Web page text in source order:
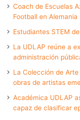
Coach de Escuelas
Football en Alemania
Estudiantes STEM
La UDLAP reúne a
administración
La Colección de
obras de artistas
Académica UDLAP
capaz de clasificar